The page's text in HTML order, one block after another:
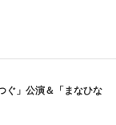
ぐ」公演＆「まなひな